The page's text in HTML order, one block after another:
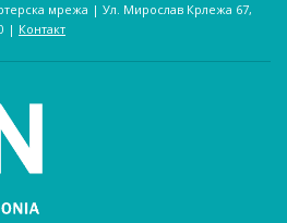
мрежа | Ул. Мирослав Крлежа 67,
| Контакт